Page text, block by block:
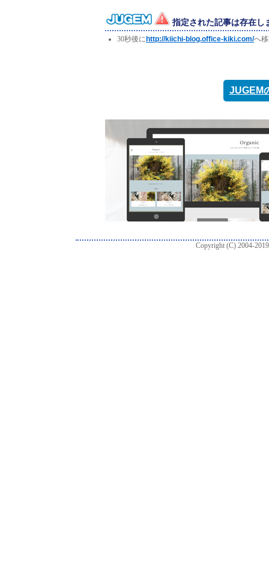
指定された記事は存在し
30秒後に http://kiichi-blog.office-kiki.com/へ
JUGEM
Copyright (C) 2004-